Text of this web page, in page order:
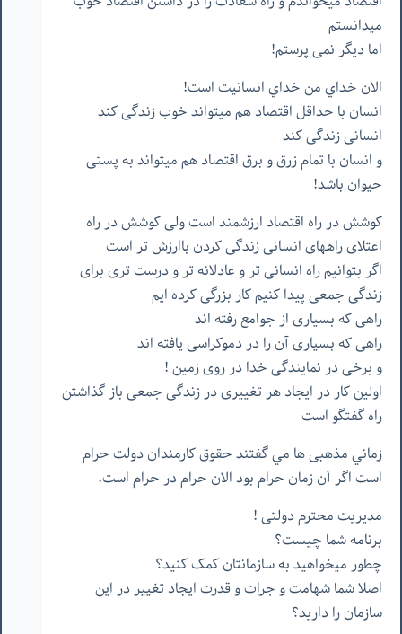
میدانستم
اما دیگر نمی پرستم!
الان خداي من خداي انسانيت است!
انسان با حداقل اقتصاد هم میتواند خوب زندگی کند
انسانی زندگی کند
و انسان با تمام زرق و برق اقتصاد هم میتواند به پستی
حیوان باشد!
کوشش در راه اقتصاد ارزشمند است ولی کوشش در راه
اعتلای راههای انسانی زندگی کردن باارزش تر است
اگر بتوانیم راه انسانی تر و عادلانه تر و درست تری برای
زندگی جمعی پیدا کنیم کار بزرگی کرده ایم
راهی که بسیاری از جوامع رفته اند
راهی که بسیاری آن را در دموکراسی یافته اند
و برخی در نمایندگی خدا در روی زمین !
اولین کار در ایجاد هر تغییری در زندگی جمعی باز گذاشتن
راه گفتگو است
زماني مذهبی ها مي گفتند حقوق كارمندان دولت حرام
است اگر آن زمان حرام بود الان حرام در حرام است.
مدیریت محترم دولتی !
برنامه شما چیست؟
چطور میخواهید به سازمانتان کمک کنید؟
اصلا شما شهامت و جرات و قدرت ایجاد تغییر در این
سازمان را دارید؟